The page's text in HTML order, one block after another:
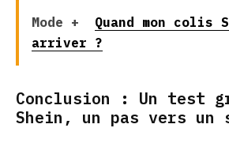
Mode +
Quand mon
arriver ?
Conclusion : Un test
Shein, un pas vers un